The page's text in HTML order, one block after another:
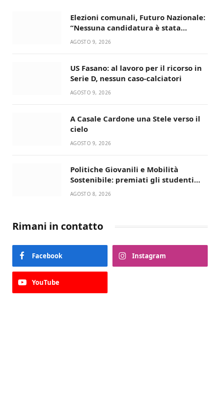
Elezioni comunali, Futuro Nazionale:
“Nessuna candidatura è stata
ancora decisa”
AGOSTO 9, 2026
US Fasano: al lavoro per il ricorso in
Serie D, nessun caso-calciatori
AGOSTO 9, 2026
A Casale Cardone una Stele verso il
cielo
AGOSTO 9, 2026
Politiche Giovanili e Mobilità
Sostenibile: premiati gli studenti
universitari del bando “La strada
AGOSTO 8, 2026
Rimani in contatto
Facebook Instagram
YouTube